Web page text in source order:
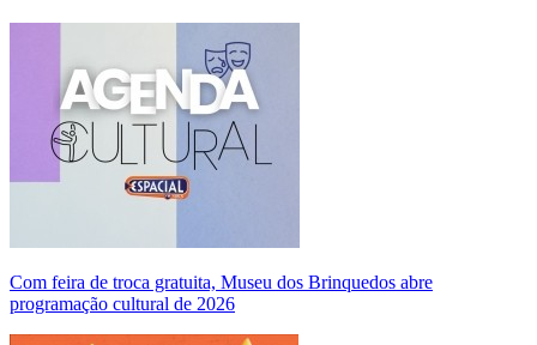
Com feira de troca gratuita, Museu dos Brinquedos abre
programação cultural de 2026